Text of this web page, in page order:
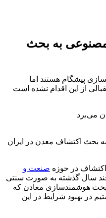
به بحث
پیشگام هستند اما
از این اقدام نشده است
اکتشاف در حوزه صنعت و
سال گذشته به ‌صورت سنتی
بحث هوشمندسازی معادن که
در بهبود شرایط در این